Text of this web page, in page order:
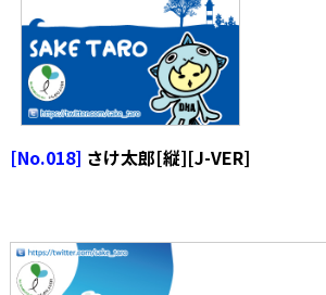
[No.018] さけ太郎[縦][J-VER]